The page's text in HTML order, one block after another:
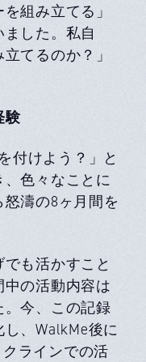
組み⽴てる」
した。私⾃
てるのか？」
験
付けよう？」と
⾊々なことに
濤の8ヶ⽉間を
も活かすこと
の活動内容は
今、この記録
、WalkMe後に
ラインでの活